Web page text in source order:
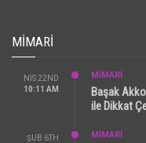
MIMARI
NIS 22ND
10:11 AM
MİMARİ
Başak
ile Dikkat
ŞUB 6TH
MİMARİ